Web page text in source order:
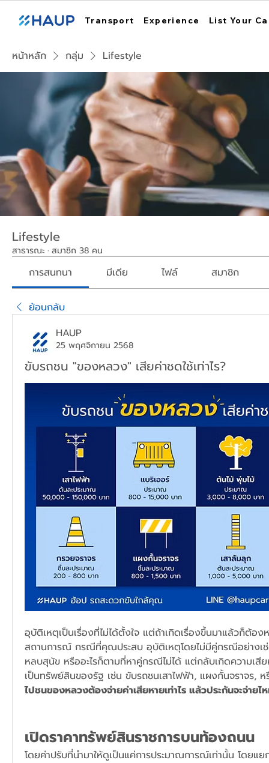
Transport Experience List Your
หน้าหลัก กลุ่ม Lifestyle
Lifestyle
สาธารณะ · สมาชิก 38 คน
การสนทนา มีเดีย ไฟล์ สมาชิก
ย้อนกลับ
HAUP
25 พฤศจิกายน 2568
ขับรถชน "ของหลวง" เสียค่าชดใช้เท่าไร?
อุบัติเหตุเป็นเรื่องที่ไม่ได้ตั้งใจ แต่ถ้าเกิดเรื่องขึ้นมาแล้วก็ต้อ
สถานการณ์ กรณีที่คุณประสบ อุบัติเหตุโดยไม่มีคู่กรณีอย่างเ
หลบสุนัข หรืออะไรก็ตามที่หาคู่กรณีไม่ได้ แต่กลับเกิดความเสี
เป็นทรัพย์สินของรัฐ เช่น ขับรถชนเสาไฟฟ้า, แผงกั้นจราจร,
ไปชนของหลวงต้องจ่ายค่าเสียหายเท่าไร แล้วประกันจะจ่ายไ
เปิดราคาทรัพย์สินราชการบนท้องถนน
โดยค่าปรับที่นำมาให้ดูเป็นแค่การประมาณการณ์เท่านั้น โดยแย